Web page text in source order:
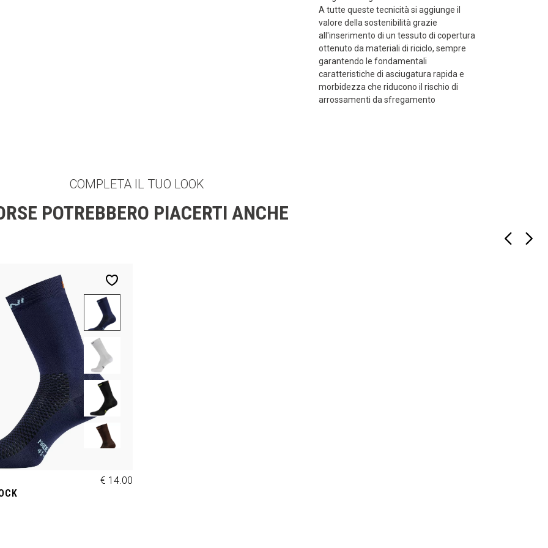
A tutte queste tecnicità si aggiunge il
valore della sostenibilità grazie
all'inserimento di un tessuto di copertura
ottenuto da materiali di riciclo, sempre
garantendo le fondamentali
caratteristiche di asciugatura rapida e
morbidezza che riducono il rischio di
arrossamenti da sfregamento
COMPLETA IL TUO LOOK
POTREBBERO PIACERTI ANCHE
€ 14.00